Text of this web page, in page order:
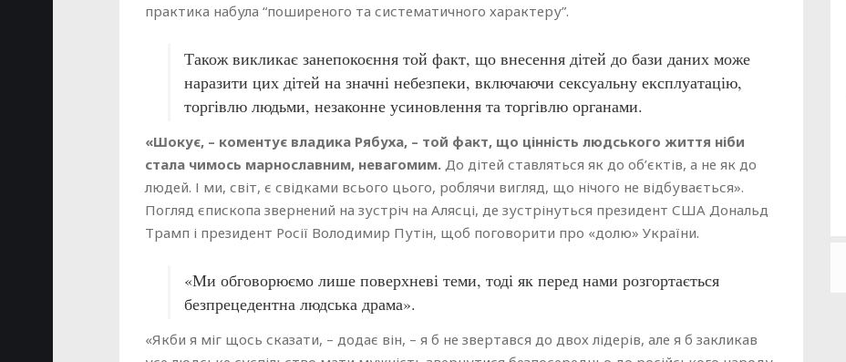
практика набула “поширеного та систематичного характеру”.
Також викликає занепокоєння той факт, що внесення дітей до бази даних може
наразити цих дітей на значні небезпеки, включаючи сексуальну експлуатацію,
торгівлю людьми, незаконне усиновлення та торгівлю органами.
«Шокує, – коментує владика Рябуха, – той факт, що цінність людського життя ніби
стала чимось марнославним, невагомим. До дітей ставляться як до об’єктів, а не як до
людей. І ми, світ, є свідками всього цього, роблячи вигляд, що нічого не відбувається».
Погляд єпископа звернений на зустріч на Алясці, де зустрінуться президент США Дональд
Трамп і президент Росії Володимир Путін, щоб поговорити про «долю» України.
«Ми обговорюємо лише поверхневі теми, тоді як перед нами розгортається
безпрецедентна людська драма».
«Якби я міг щось сказати, – додає він, – я б не звертався до двох лідерів, але я б закликав